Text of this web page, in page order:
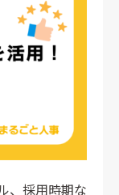
、採用時期な